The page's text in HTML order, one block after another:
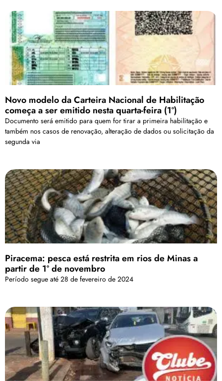
Novo modelo da Carteira Nacional de Habilitação
começa a ser emitido nesta quarta-feira (1º)
Documento será emitido para quem for tirar a primeira habilitação e
também nos casos de renovação, alteração de dados ou solicitação da
segunda via
Piracema: pesca está restrita em rios de Minas a
partir de 1º de novembro
Período segue até 28 de fevereiro de 2024